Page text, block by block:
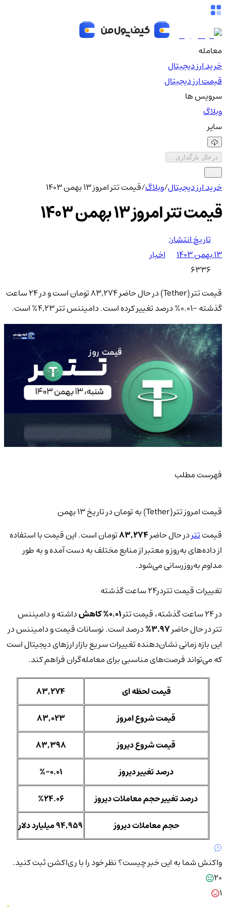
معامله
خرید ارز دیجیتال
قیمت ارز دیجیتال
سرویس ها
وبلاگ
سایر
درحال بارگذاری...
خرید ارز دیجیتال/وبلاگ/قیمت تتر امروز ۱۳ بهمن ۱۴۰۳
قیمت تتر امروز ۱۳ بهمن ۱۴۰۳
تاریخ انتشار:
۱۳ بهمن ۱۴۰۳
اخبار
6336
قیمت تتر (Tether) در حال حاضر 83,274 تومان است و در ۲۴ ساعت
گذشته -0.01% درصد تغییر کرده است. دامیننس تتر 4,23% است.
فهرست مطلب
قیمت امروز تتر(Tether) به تومان در تاریخ ۱۳ بهمن
قیمتتتردر حال حاضر83,274تومان است. این قیمت با استفاده
از داده‌های به‌روز و معتبر از منابع مختلف به دست آمده و به طور
مداوم به‌روزرسانی می‌شود.
تغییرات قیمت تتردر24 ساعت گذشته
در 24 ساعت گذشته، قیمت تتر
0.01% کاهش
داشته و دامیننس
تتر در حال حاضر3.97% درصد است. نوسانات قیمت و دامیننس در
این بازه زمانی نشان‌دهنده تغییرات سریع بازار ارزهای دیجیتال است
که می‌تواند فرصت‌های مناسبی برای معامله‌گران فراهم کند.
قیمت لحظه ای
83,274
قیمت شروع امروز
83,023
قیمت شروع دیروز
83,398
درصد تغییر دیروز
%-0.01
درصد تغییر حجم معاملات دیروز
%24.06
حجم معاملات دیروز
94,959 میلیارد دلار
واکنش شما به این خبر چیست؟نظر خود را با ری‌اکشن ثبت کنید.
20